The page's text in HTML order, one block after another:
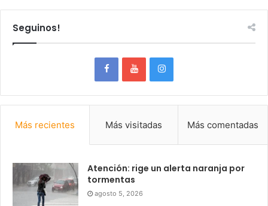
Seguinos!
Más recientes Más visitadas Más comentadas
Atención: rige un alerta naranja por
tormentas
agosto 5, 2026